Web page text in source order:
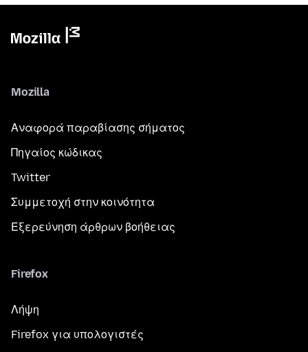
Mozilla
Αναφορά παραβίασης σήματος
Πηγαίος κώδικας
Twitter
Συμμετοχή στην κοινότητα
Εξερεύνηση άρθρων βοήθειας
Firefox
Λήψη
Firefox για υπολογιστές